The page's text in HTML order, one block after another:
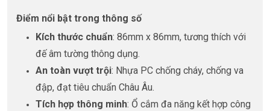
Điểm nổi bật trong thông số
Kích thước chuẩn: 86mm x 86mm, tương thích với
đế âm tường thông dụng.
An toàn vượt trội: Nhựa PC chống cháy, chống va
đập, đạt tiêu chuẩn Châu Âu.
Tích hợp thông minh: Ổ cắm đa năng kết hợp công